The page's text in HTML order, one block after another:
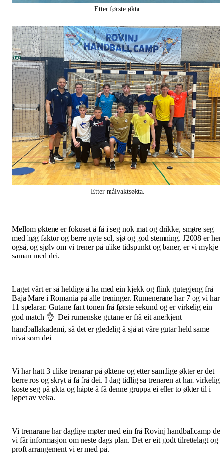
Etter første økta.
Etter målvaktsøkta.
Mellom øktene er fokuset å få i seg nok mat og drikke, smøre seg
med høg faktor og berre nyte sol, sjø og god stemning. J2008 er
også, og sjølv om vi trener på ulike tidspunkt og baner, er vi mykje
saman med dei.
Laget vårt er så heldige å ha med ein kjekk og flink gutegjeng frå
Baja Mare i Romania på alle treninger. Rumenerane har 7 og vi har
11 spelarar. Gutane fant tonen frå første sekund og er virkelig ein
god match 👌. Dei rumenske gutane er frå eit anerkjent
handballakademi, så det er gledelig å sjå at våre gutar held same
nivå som dei.
Vi har hatt 3 ulike trenarar på øktene og etter samtlige økter er det
berre ros og skryt å få frå dei. I dag tidlig sa trenaren at han virkelig
koste seg på økta og håpte å få denne gruppa ei eller to økter til i
løpet av veka.
Vi trenarane har daglige møter med ein frå Rovinj handballcamp
vi får informasjon om neste dags plan. Det er eit godt tilrettelagt og
proft arrangement vi er med på.